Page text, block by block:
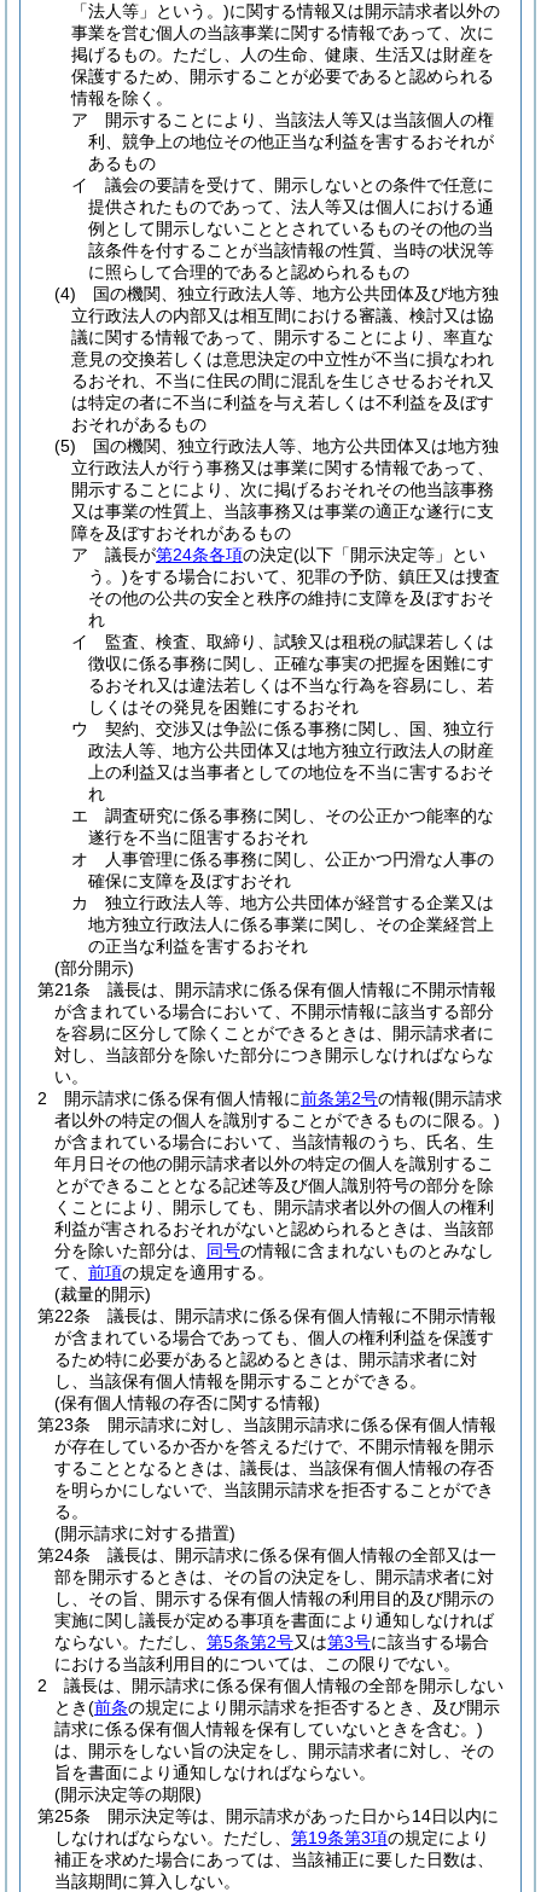
「法人等」という。)に関する情報又は開示請求者以外の
事業を営む個人の当該事業に関する情報であって、次に
掲げるもの。 ただし、人の生命、健康、生活又は財産を
保護するため、開示することが必要であると認められる
情報を除く。
ア
開示することにより、当該法人等又は当該個人の権
利、競争上の地位その他正当な利益を害するおそれが
あるもの
イ
議会の要請を受けて、開示しないとの条件で任意に
提供されたものであって、法人等又は個人における通
例として開示しないこととされているものその他の当
該条件を付することが当該情報の性質、当時の状況等
に照らして合理的であると認められるもの
(4)
国の機関、独立行政法人等、地方公共団体及び地方独
立行政法人の内部又は相互間における審議、検討又は協
議に関する情報であって、開示することにより、率直な
意見の交換若しくは意思決定の中立性が不当に損なわれ
るおそれ、不当に住民の間に混乱を生じさせるおそれ又
は特定の者に不当に利益を与え若しくは不利益を及ぼす
おそれがあるもの
(5)
国の機関、独立行政法人等、地方公共団体又は地方独
立行政法人が行う事務又は事業に関する情報であって、
開示することにより、次に掲げるおそれその他当該事務
又は事業の性質上、当該事務又は事業の適正な遂行に支
障を及ぼすおそれがあるもの
ア
議長が第24条各項の決定(以下「開示決定等」とい
う。)をする場合において、犯罪の予防、鎮圧又は捜査
その他の公共の安全と秩序の維持に支障を及ぼすおそ
れ
イ
監査、検査、取締り、試験又は租税の賦課若しくは
徴収に係る事務に関し、正確な事実の把握を困難にす
るおそれ又は違法若しくは不当な行為を容易にし、若
しくはその発見を困難にするおそれ
ウ
契約、交渉又は争訟に係る事務に関し、国、独立行
政法人等、地方公共団体又は地方独立行政法人の財産
上の利益又は当事者としての地位を不当に害するおそ
れ
エ
調査研究に係る事務に関し、その公正かつ能率的な
遂行を不当に阻害するおそれ
オ
人事管理に係る事務に関し、公正かつ円滑な人事の
確保に支障を及ぼすおそれ
カ
独立行政法人等、地方公共団体が経営する企業又は
地方独立行政法人に係る事業に関し、その企業経営上
の正当な利益を害するおそれ
(部分開示)
第21条
議長は、開示請求に係る保有個人情報に不開示情報
が含まれている場合において、不開示情報に該当する部分
を容易に区分して除くことができるときは、開示請求者に
対し、当該部分を除いた部分につき開示しなければならな
い。
2
開示請求に係る保有個人情報に前条第2号の情報(開示請求
者以外の特定の個人を識別することができるものに限る。)
が含まれている場合において、当該情報のうち、氏名、生
年月日その他の開示請求者以外の特定の個人を識別するこ
とができることとなる記述等及び個人識別符号の部分を除
くことにより、開示しても、開示請求者以外の個人の権利
利益が害されるおそれがないと認められるときは、当該部
分を除いた部分は、 同号の情報に含まれないものとみなし
て、 前項の規定を適用する。
(裁量的開示)
第22条
議長は、開示請求に係る保有個人情報に不開示情報
が含まれている場合であっても、個人の権利利益を保護す
るため特に必要があると認めるときは、開示請求者に対
し、当該保有個人情報を開示することができる。
(保有個人情報の存否に関する情報)
第23条
開示請求に対し、当該開示請求に係る保有個人情報
が存在しているか否かを答えるだけで、不開示情報を開示
することとなるときは、議長は、当該保有個人情報の存否
を明らかにしないで、当該開示請求を拒否することができ
る。
(開示請求に対する措置)
第24条
議長は、開示請求に係る保有個人情報の全部又は一
部を開示するときは、その旨の決定をし、開示請求者に対
し、その旨、開示する保有個人情報の利用目的及び開示の
実施に関し議長が定める事項を書面により通知しなければ
ならない。 ただし、 第5条第2号又は第3号に該当する場合
における当該利用目的については、この限りでない。
2
議長は、開示請求に係る保有個人情報の全部を開示しない
とき(前条の規定により開示請求を拒否するとき、及び開示
請求に係る保有個人情報を保有していないときを含む。)
は、開示をしない旨の決定をし、開示請求者に対し、その
旨を書面により通知しなければならない。
(開示決定等の期限)
第25条
開示決定等は、開示請求があった日から14日以内に
しなければならない。 ただし、 第19条第3項の規定により
補正を求めた場合にあっては、当該補正に要した日数は、
当該期間に算入しない。